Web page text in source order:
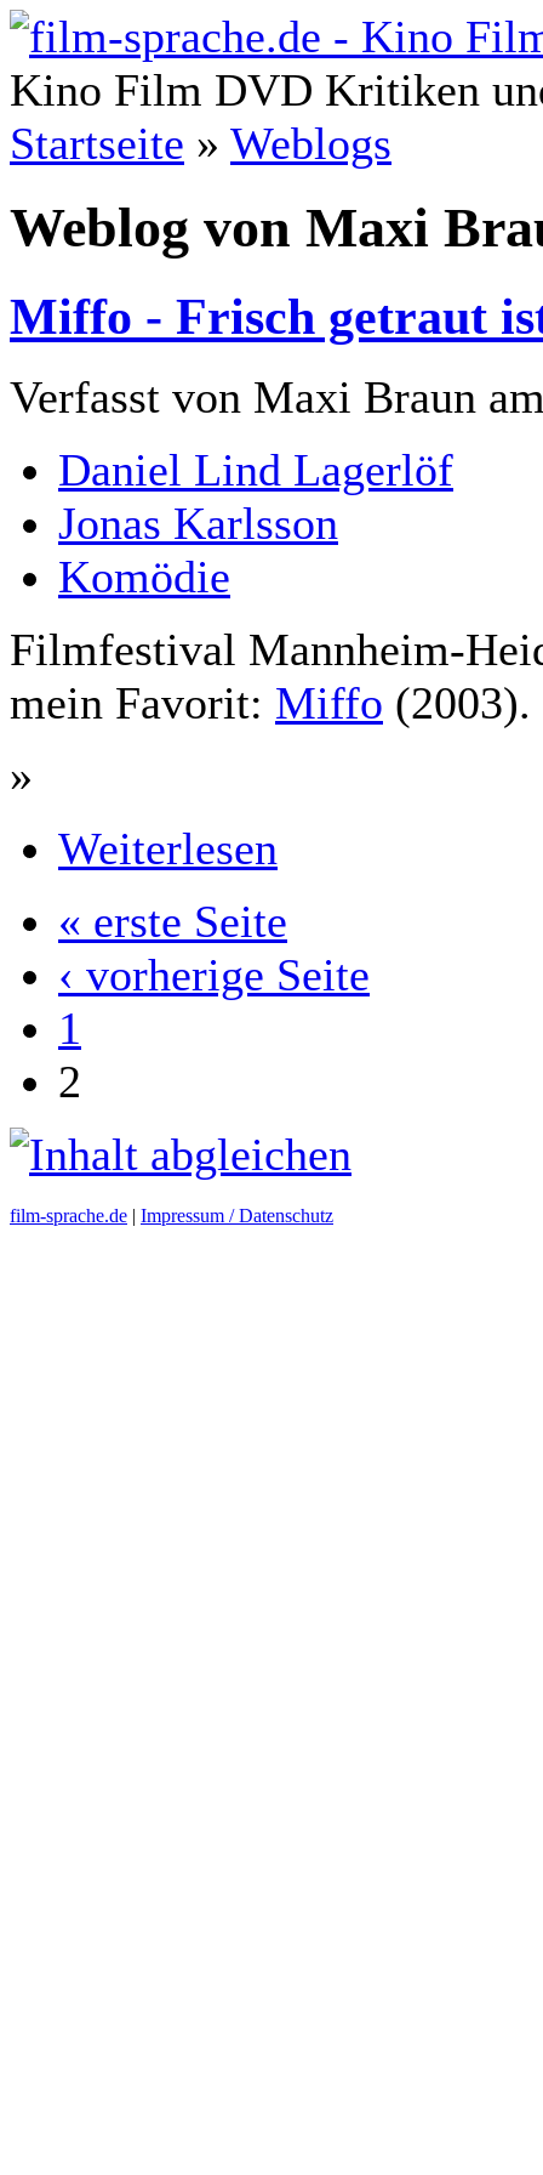
Kino Film DVD Kritiken
Startseite » Weblogs
Weblog von Maxi
Miffo - Frisch getraut
Verfasst von Maxi Braun
Daniel Lind Lagerlöf
Jonas Karlsson
Komödie
Filmfestival Mannheim-
mein Favorit: Miffo (2003).
»
Weiterlesen
« erste Seite
‹ vorherige Seite
1
2
film-sprache.de | Impressum / Datenschutz